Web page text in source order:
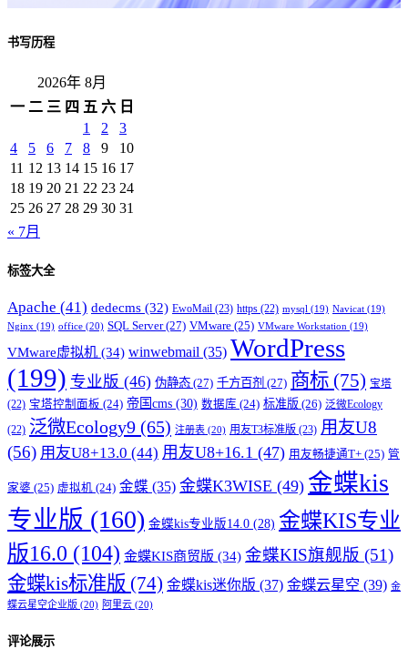
书写历程
2026年 8月
一 二 三 四 五 六 日
1
2
3
4
5 6 7 8 9
10
11 12 13 14 15 16 17
18 19 20 21 22 23 24
25 26 27 28 29 30 31
« 7月
标签大全
Apache (41) dedecms (32) EwoMail (23) https (22) mysql (19) Navicat (19)
Nginx (19) office (20) SQL Server(27) VMware (25) VMware Workstation (19)
VMware虚拟机 (34) winwebmail (35) WordPress
(199) 专业版 (46) 伪静态 (27) 千方百剂 (27) 商标 (75) 宝塔
(22) 宝塔控制面板 (24) 帝国cms (30) 数据库 (24) 标准版 (26) 泛微Ecology
(22) 泛微Ecology9 (65) 注册表 (20) 用友T3标准版 (23) 用友U8
(56) 用友U8+13.0 (44) 用友U8+16.1 (47) 用友畅捷通T+ (25) 管
家婆 (25) 虚拟机 (24) 金蝶 (35) 金蝶K3WISE (49) 金蝶kis
专业版 (160) 金蝶kis专业版14.0 (28) 金蝶KIS专业
版16.0 (104) 金蝶KIS商贸版 (34) 金蝶KIS旗舰版 (51)
金蝶kis标准版 (74) 金蝶kis迷你版 (37) 金蝶云星空 (39) 金
蝶云星空企业版 (20) 阿里云 (20)
评论展示